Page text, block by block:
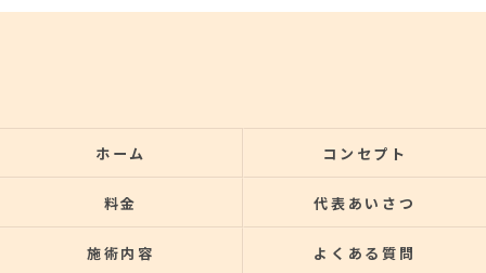
ホーム コンセプト
料金 代表あいさつ
施術内容 よくある質問